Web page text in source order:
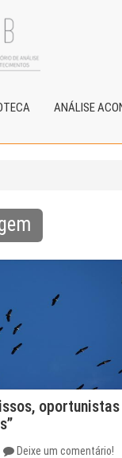
ANÁLISE
Deixe um comentário!